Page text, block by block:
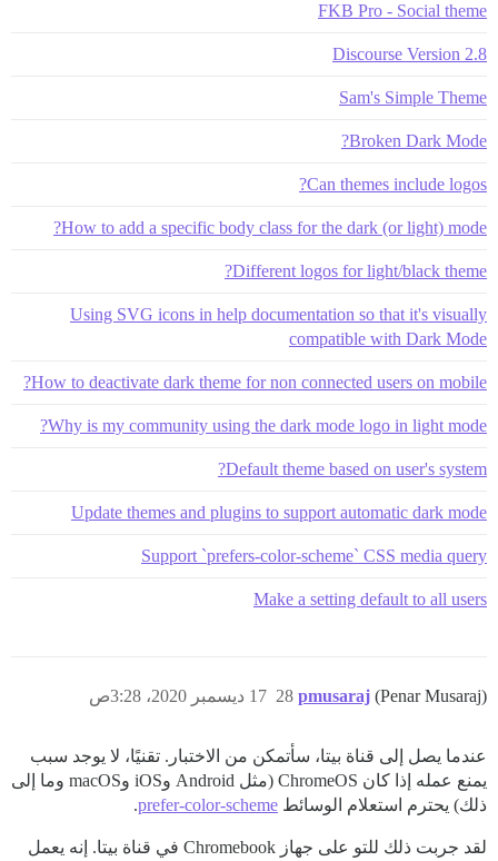
FKB Pro - Social theme
Discourse Version 2.8
Sam's Simple Theme
Broken Dark Mode?
Can themes include logos?
How to add a specific body class for the dark (or light) mode?
Different logos for light/black theme?
Using SVG icons in help documentation so that it's visually
compatible with Dark Mode
How to deactivate dark theme for non connected users on mobile?
Why is my community using the dark mode logo in light mode?
Default theme based on user's system?
Update themes and plugins to support automatic dark mode
Support `prefers-color-scheme` CSS media query
Make a setting default to all users
pmusaraj (Penar Musaraj) 17 ديسمبر 2020، 3:28ص 28
عندما يصل إلى قناة بيتا، سأتمكن من الاختبار. تقنيًا، لا يوجد سبب
يمنع عمله إذا كان ChromeOS (مثل Android وiOS وmacOS وما إلى
ذلك) يحترم استعلام الوسائط prefer-color-scheme
.
لقد جربت ذلك للتو على جهاز Chromebook في قناة بيتا. إنه يعمل